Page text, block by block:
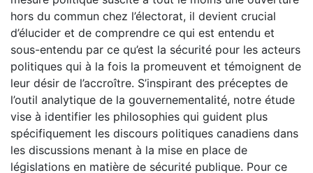
hors du commun chez l’électorat, il devient crucial
d’élucider et de comprendre ce qui est entendu et
sous-entendu par ce qu’est la sécurité pour les acteurs
politiques qui à la fois la promeuvent et témoignent de
leur désir de l’accroître. S’inspirant des préceptes de
l’outil analytique de la gouvernementalité, notre étude
vise à identifier les philosophies qui guident plus
spécifiquement les discours politiques canadiens dans
les discussions menant à la mise en place de
législations en matière de sécurité publique. Pour ce